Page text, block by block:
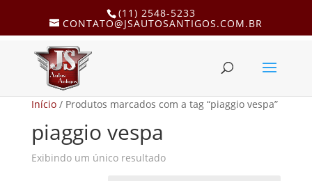
(11) 2548-5233
CONTATO@JSAUTOSANTIGOS.COM.BR
Início/ Produtos marcados com a tag “piaggio vespa”
piaggio vespa
Exibindo um único resultado